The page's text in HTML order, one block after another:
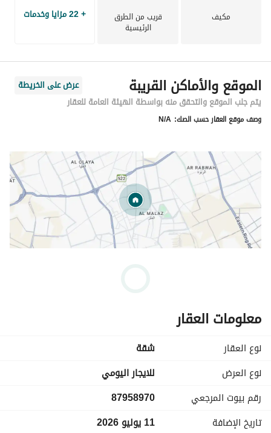
مكيف قريب من الطرق
الرئيسية
+ 22 مزايا وخدمات
الموقع والأماكن القريبة
عرض على الخريطة
يتم جلب الموقع والتحقق منه بواسطة الهيئة العامة للعقار
وصف موقع العقار حسب الصك: N/A
معلومات العقار
نوع العقار
شقة
نوع العرض
للايجار اليومي
رقم بيوت المرجعي
87958970
تاريخ الإضافة
11 يوليو 2026